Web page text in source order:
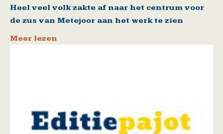
Heel veel volk zakte af naar het centrum voor
de zus van Metejoor aan het werk te zien
Meer lezen